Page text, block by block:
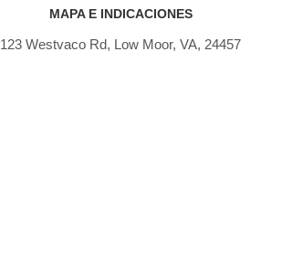
MAPA E INDICACIONES
123 Westvaco Rd, Low Moor, VA, 24457